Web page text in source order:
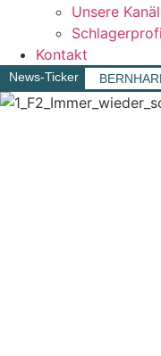
Unsere
Kontakt
News-Ticker